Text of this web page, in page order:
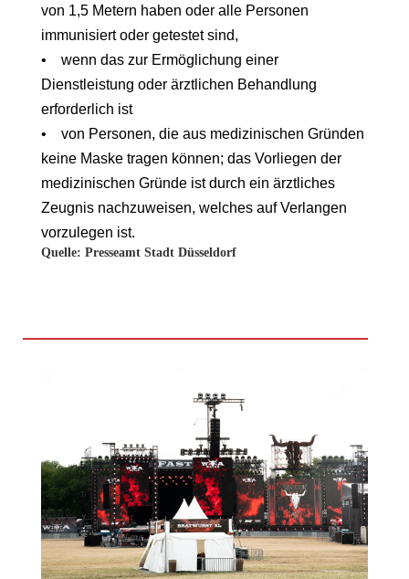
von 1,5 Metern haben oder alle Personen
immunisiert oder getestet sind,
• wenn das zur Ermöglichung einer
Dienstleistung oder ärztlichen Behandlung
erforderlich ist
• von Personen, die aus medizinischen Gründen
keine Maske tragen können; das Vorliegen der
medizinischen Gründe ist durch ein ärztliches
Zeugnis nachzuweisen, welches auf Verlangen
vorzulegen ist.
Quelle: Presseamt Stadt Düsseldorf